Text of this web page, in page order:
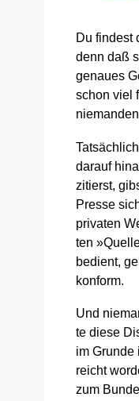
Du fin­dest
denn daß
ge­nau­es
schon viel
dar­auf
zitierst,
Pres­se
pri­va­ten
ten
bedient,
kon­form.
Und
te die­se
im
reicht
zum